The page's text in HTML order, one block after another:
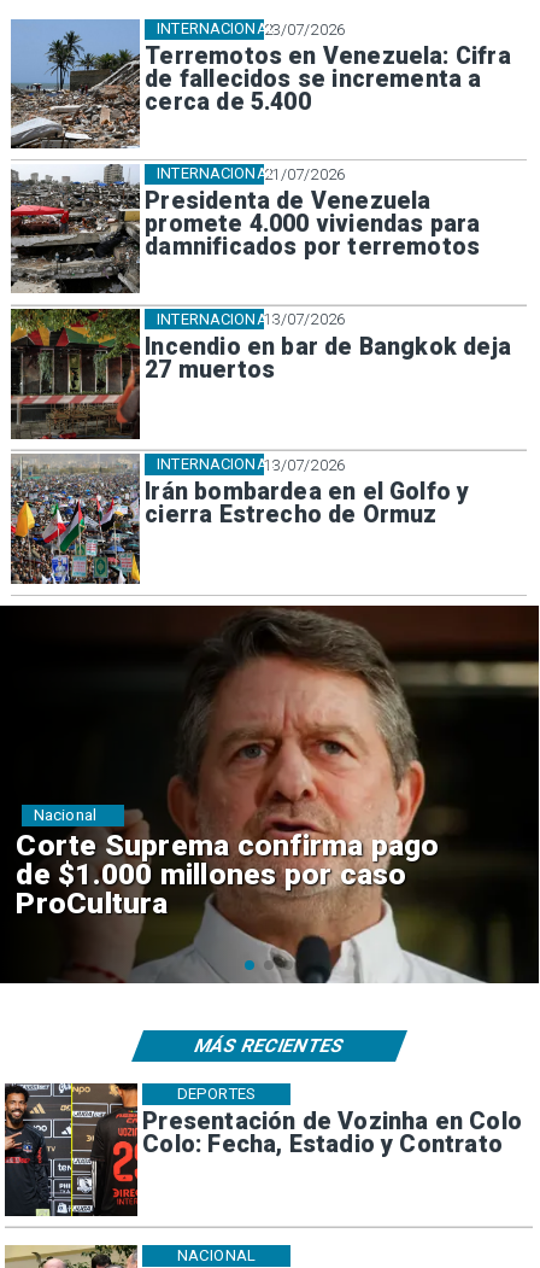
23/07/2026
Terremotos en Venezuela: Cifra
de fallecidos se incrementa a
cerca de 5.400
INTERNACIONAL
21/07/2026
Presidenta de Venezuela
promete 4.000 viviendas para
damnificados por terremotos
INTERNACIONAL
13/07/2026
Incendio en bar de Bangkok deja
27 muertos
INTERNACIONAL
13/07/2026
Irán bombardea en el Golfo y
cierra Estrecho de Ormuz
INTERNACIONAL
Codelco suspende
construcción de Andes Norte
en El Teniente por riesgos
sísmicos
Nacional
Presentación de Vozinha en Colo
Colo: Fecha, Estadio y Contrato
DEPORTES
NACIONAL
MÁS RECIENTES